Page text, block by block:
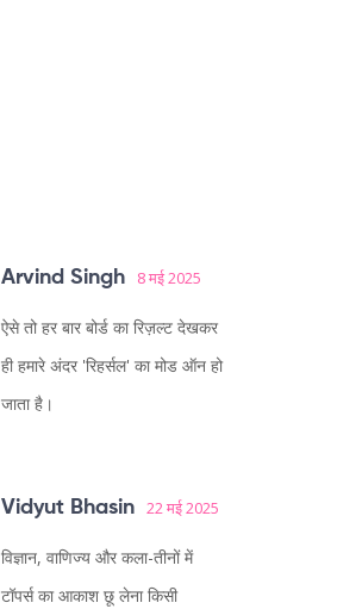
Arvind Singh 8 मई 2025
ऐसे तो हर बार बोर्ड का रिज़ल्ट देखकर
ही हमारे अंदर 'रिहर्सल' का मोड ऑन हो
जाता है।
Vidyut Bhasin 22 मई 2025
विज्ञान, वाणिज्य और कला-तीनों में
टॉपर्स का आकाश छू लेना किसी